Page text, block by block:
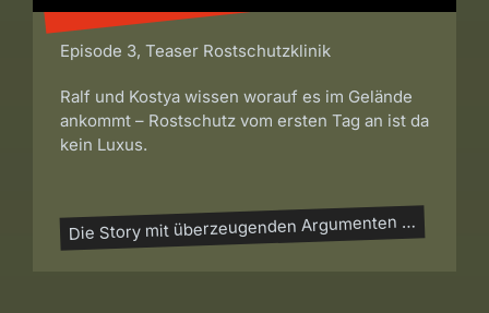
Episode 3, Teaser Rostschutzklinik
Ralf und Kostya wissen worauf es im Gelände
ankommt – Rostschutz vom ersten Tag an ist da
kein Luxus.
Die Story mit überzeugenden Argumenten …